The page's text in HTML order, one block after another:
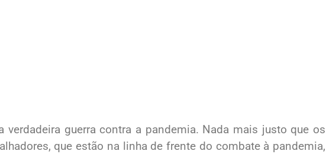
verdadeira guerra contra a pandemia. Nada mais justo que os
que estão na linha de frente do combate à pandemia,